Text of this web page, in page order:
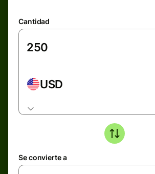
Cantidad
USD
Se convierte a